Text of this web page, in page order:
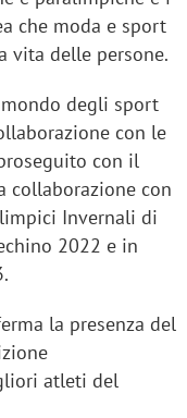
che moda e sport
vita delle persone.
degli sport
con le
con il
collaborazione con
Invernali di
2022 e in
la presenza del
atleti del